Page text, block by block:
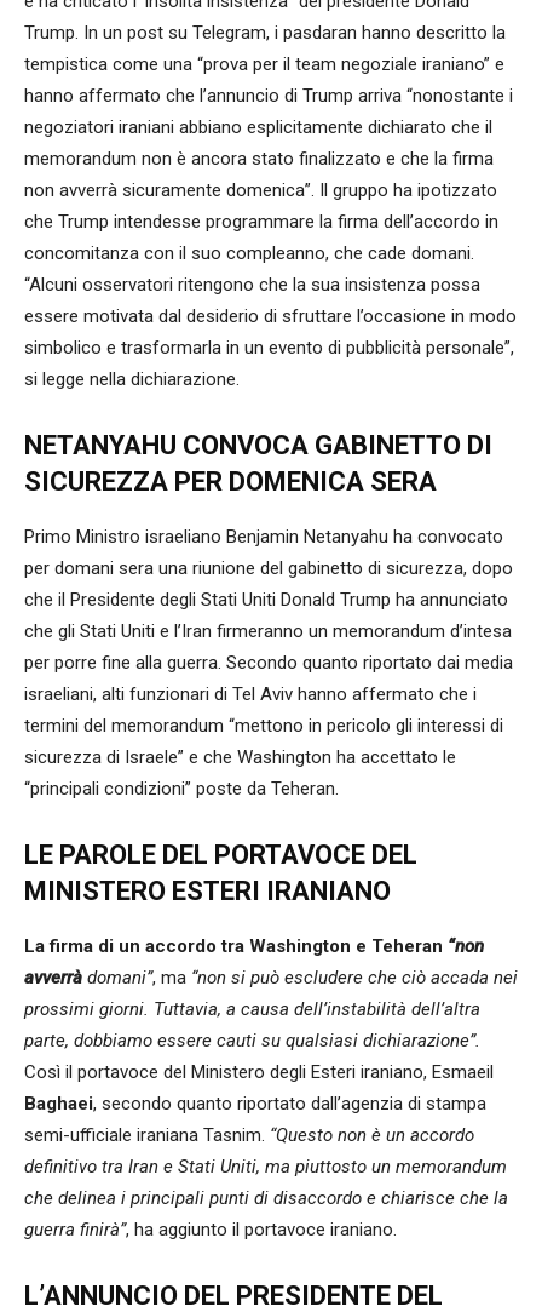
Trump. In un post su Telegram, i pasdaran hanno descritto la
tempistica come una “prova per il team negoziale iraniano” e
hanno affermato che l’annuncio di Trump arriva “nonostante i
negoziatori iraniani abbiano esplicitamente dichiarato che il
memorandum non è ancora stato finalizzato e che la firma
non avverrà sicuramente domenica”. Il gruppo ha ipotizzato
che Trump intendesse programmare la firma dell’accordo in
concomitanza con il suo compleanno, che cade domani.
“Alcuni osservatori ritengono che la sua insistenza possa
essere motivata dal desiderio di sfruttare l’occasione in modo
simbolico e trasformarla in un evento di pubblicità personale”,
si legge nella dichiarazione.
NETANYAHU CONVOCA GABINETTO DI
SICUREZZA PER DOMENICA SERA
Primo Ministro israeliano Benjamin Netanyahu ha convocato
per domani sera una riunione del gabinetto di sicurezza, dopo
che il Presidente degli Stati Uniti Donald Trump ha annunciato
che gli Stati Uniti e l’Iran firmeranno un memorandum d’intesa
per porre fine alla guerra. Secondo quanto riportato dai media
israeliani, alti funzionari di Tel Aviv hanno affermato che i
termini del memorandum “mettono in pericolo gli interessi di
sicurezza di Israele” e che Washington ha accettato le
“principali condizioni” poste da Teheran.
LE PAROLE DEL PORTAVOCE DEL
MINISTERO ESTERI IRANIANO
La firma di un accordo tra Washington e Teheran “non
avverrà domani”, ma “non si può escludere che ciò accada nei
prossimi giorni. Tuttavia, a causa dell’instabilità dell’altra
parte, dobbiamo essere cauti su qualsiasi dichiarazione”.
Così il portavoce del Ministero degli Esteri iraniano, Esmaeil
Baghaei, secondo quanto riportato dall’agenzia di stampa
semi-ufficiale iraniana Tasnim. “Questo non è un accordo
definitivo tra Iran e Stati Uniti, ma piuttosto un memorandum
che delinea i principali punti di disaccordo e chiarisce che la
guerra finirà”, ha aggiunto il portavoce iraniano.
L’ANNUNCIO DEL PRESIDENTE DEL